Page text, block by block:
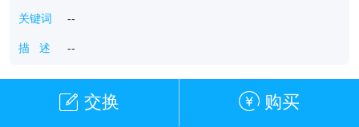
关键词 --
描 述 --
交换 购买